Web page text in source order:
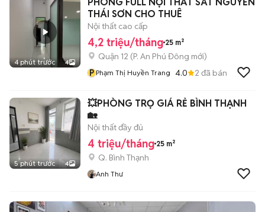
4 phút trước 4
THÁI SƠN CHO THUÊ
Nội thất cao cấp
4,2 triệu/tháng 25 m²
Quận 12 (P. An Phú Đông mới)
P Phạm Thị Huyền Trang 4.0 2 đã bán
5 phút trước 4
💥PHÒNG TRỌ GIÁ RẺ BÌNH THẠNH
🏡
Nội thất đầy đủ
4 triệu/tháng 25 m²
Q. Bình Thạnh
Anh Thư